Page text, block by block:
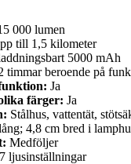
000 lumen
till 1,5 kilometer
5000 mAh
timmar beroende på
Ja
färger: Ja
Stålhus, vattentät,
4,8 cm bred i
Medföljer
7 ljusinställningar